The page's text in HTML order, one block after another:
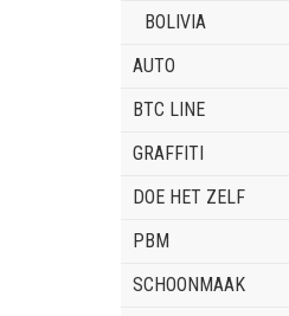
BOLIVIA
AUTO
BTC LINE
GRAFFITI
DOE HET ZELF
PBM
SCHOONMAAK